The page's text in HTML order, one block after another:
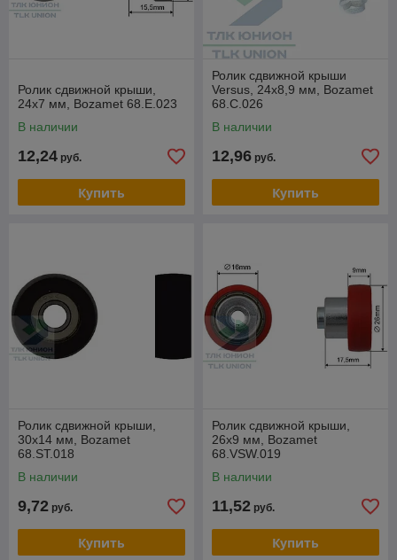
Ролик сдвижной крыши,
24х7 мм, Bozamet 68.E.023
В наличии
12,24 руб.
Купить
Ролик сдвижной крыши
Versus, 24х8,9 мм, Bozamet
68.C.026
В наличии
12,96 руб.
Купить
Ролик сдвижной крыши,
30х14 мм, Bozamet
68.ST.018
В наличии
9,72 руб.
Купить
Ролик сдвижной крыши,
26х9 мм, Bozamet
68.VSW.019
В наличии
11,52 руб.
Купить